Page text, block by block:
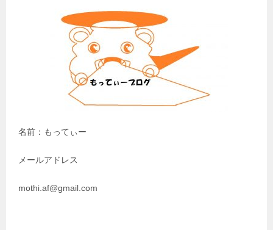
名前：もってぃー
メールアドレス
mothi.af@gmail.com